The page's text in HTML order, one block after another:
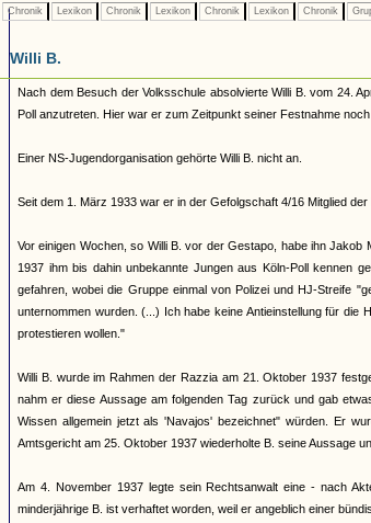
Chronik Lexikon Chronik Lexikon Chronik Lexikon Chronik
Willi B.
Nach dem Besuch der Volksschule absolvierte Willi B. vom 24.
Poll anzutreten. Hier war er zum Zeitpunkt seiner Festnahme
Einer NS-Jugendorganisation gehörte Willi B. nicht an.
Seit dem 1. März 1933 war er in der Gefolgschaft 4/16 Mitglied
Vor einigen Wochen, so Willi B. vor der Gestapo, habe ihn
1937 ihm bis dahin unbekannte Jungen aus Köln-Poll kennen
gefahren, wobei die Gruppe einmal von Polizei und HJ-Streife
unternommen wurden. (...) Ich habe keine Antieinstellung für
protestieren wollen."
Willi B. wurde im Rahmen der Razzia am 21. Oktober 1937
nahm er diese Aussage am folgenden Tag zurück und gab
Wissen allgemein jetzt als 'Navajos' bezeichnet" würden. Er
Amtsgericht am 25. Oktober 1937 wiederholte B. seine Aussage
Am 4. November 1937 legte sein Rechtsanwalt eine - nach
minderjährige B. ist verhaftet worden, weil er angeblich einer